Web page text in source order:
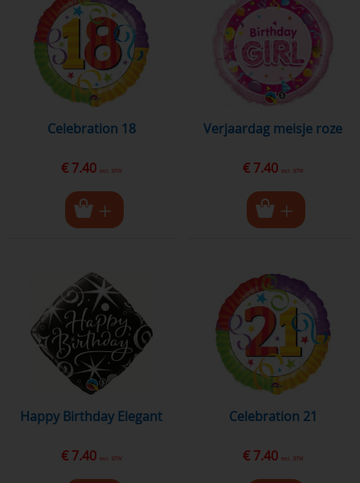
Celebration 18
€ 7.40 excl. BTW
Verjaardag meisje roze
€ 7.40 excl. BTW
Happy Birthday Elegant
€ 7.40 excl. BTW
Celebration 21
€ 7.40 excl. BTW